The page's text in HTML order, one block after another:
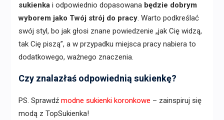
sukienkai odpowiednio dopasowana będzie dobrym
wyborem jako Twój strój do pracy. Warto podkreślać
swój styl, bo jak głosi znane powiedzenie „jak Cię widzą,
tak Cię piszą”, a w przypadku miejsca pracy nabiera to
dodatkowego, ważnego znaczenia.
Czy znalazłaś odpowiednią sukienkę?
PS. Sprawdź modne sukienki koronkowe – zainspiruj się
modą z TopSukienka!